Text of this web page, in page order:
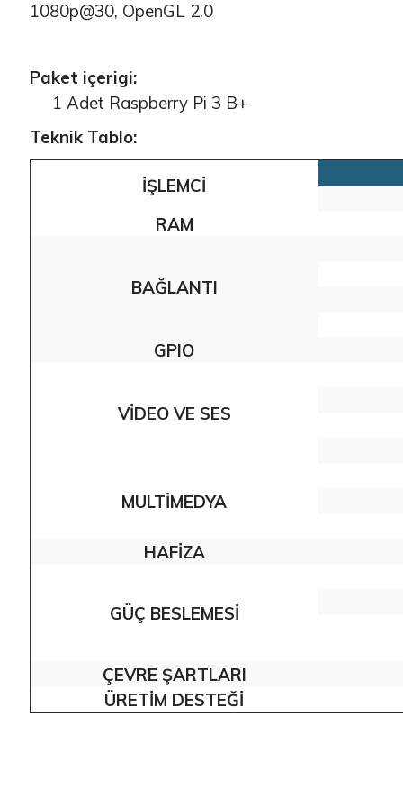
1080p@30, OpenGL 2.0
Paket içerigi:
1 Adet Raspberry Pi 3 B+
Teknik Tablo:
İŞLEMCI
RAM
BAĞLANTI
GPIO
VIDEO VE SES
MULTIMEDYA
HAFIZA
GÜÇ BESLEMESI
ÇEVRE ŞARTLARI
ÜRETIM DESTEĞI